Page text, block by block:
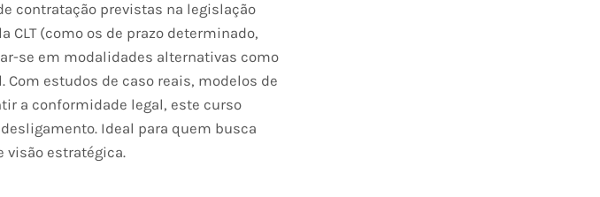
contratação previstas na legislação
CLT (como os de prazo determinado,
se em modalidades alternativas como
estudos de caso reais, modelos de
a conformidade legal, este curso
Ideal para quem busca
visão estratégica.